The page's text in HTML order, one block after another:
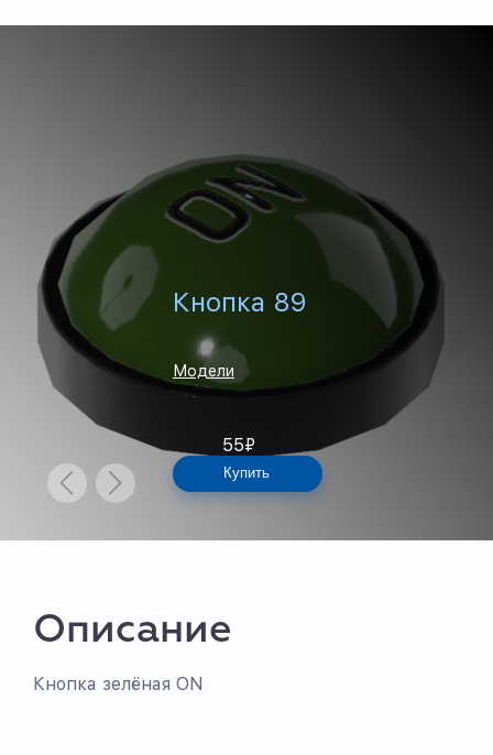
Кнопка 89
Модели
55₽
Купить
Описание
Кнопка зелёная ON